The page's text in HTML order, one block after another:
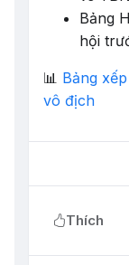
Bảng H
hội
📊 Bảng
vô địch
Thích